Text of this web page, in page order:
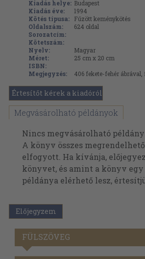
Kiadás helye: Budapest
Kiadás éve:
1994
Kötés típusa:
Fűzött keménykötés
Oldalszám:
624 oldal
Sorozatcím:
Kötetszám:
Nyelv:
Magyar
Méret:
25 cm x 20 cm
ISBN:
Megjegyzés:
406 fekete-fehér
Értesítőt kérek a kiadóról
Megvásárolható példányok
Nincs megvásárolható példány
A könyv összes
elfogyott. Ha kívánja,
könyvet, és amint a könyv egy
példánya elérhető lesz,
Előjegyzem
FÜLSZÖVEG